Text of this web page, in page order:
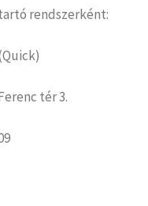
rendszerként:
tér 3.